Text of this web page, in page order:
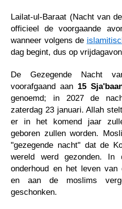
Lailat-ul-Baraat (Nacht van
officieel de voorgaande
wanneer volgens de
dag begint, dus op
De Gezegende Nacht
voorafgaand aan 15
genoemd; in 2027 de
zaterdag 23 januari. Allah
er in het komend jaar
geboren zullen worden.
"gezegende nacht" dat de
wereld werd gezonden. In
onderhoud en het leven van
en aan de moslims
geschonken.